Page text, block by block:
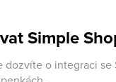
Simple
dozvíte o integraci se